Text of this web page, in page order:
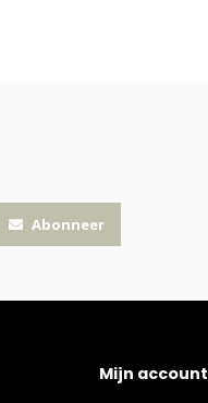
Abonneer
Mijn account